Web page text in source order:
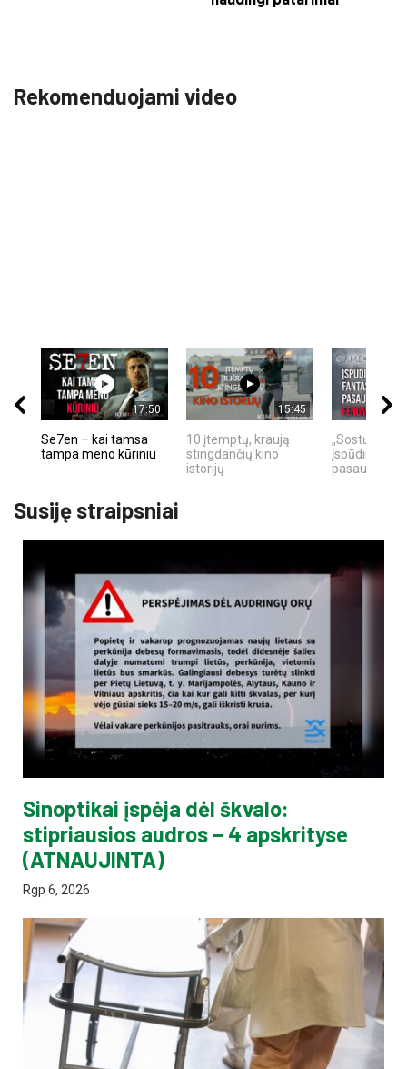
Rekomenduojami video
17:50
Se7en – kai tamsa
tampa meno kūriniu
15:45
10 įtemptų, kraują
stingdančių kino
istorijų
„Sostų
įspūdingas
pasaulio
Susiję straipsniai
Sinoptikai įspėja dėl škvalo:
stipriausios audros – 4 apskrityse
(ATNAUJINTA)
Rgp 6, 2026